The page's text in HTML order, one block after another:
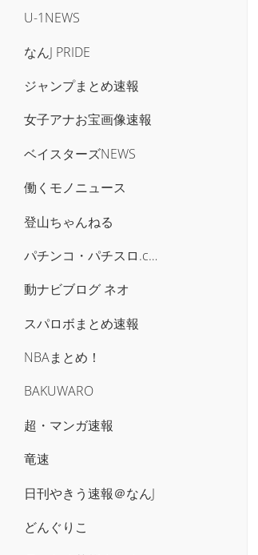
U-1NEWS
なんJ PRIDE
ジャンプまとめ速報
女子アナお宝画像速報
ベイスターズNEWS
働くモノニュース
登山ちゃんねる
パチンコ・パチスロ.com
動ナビブログ ネオ
スパロボまとめ速報
NBAまとめ！
BAKUWARO
超・マンガ速報
竜速
日刊やきう速報＠なんJ
どんぐりこ